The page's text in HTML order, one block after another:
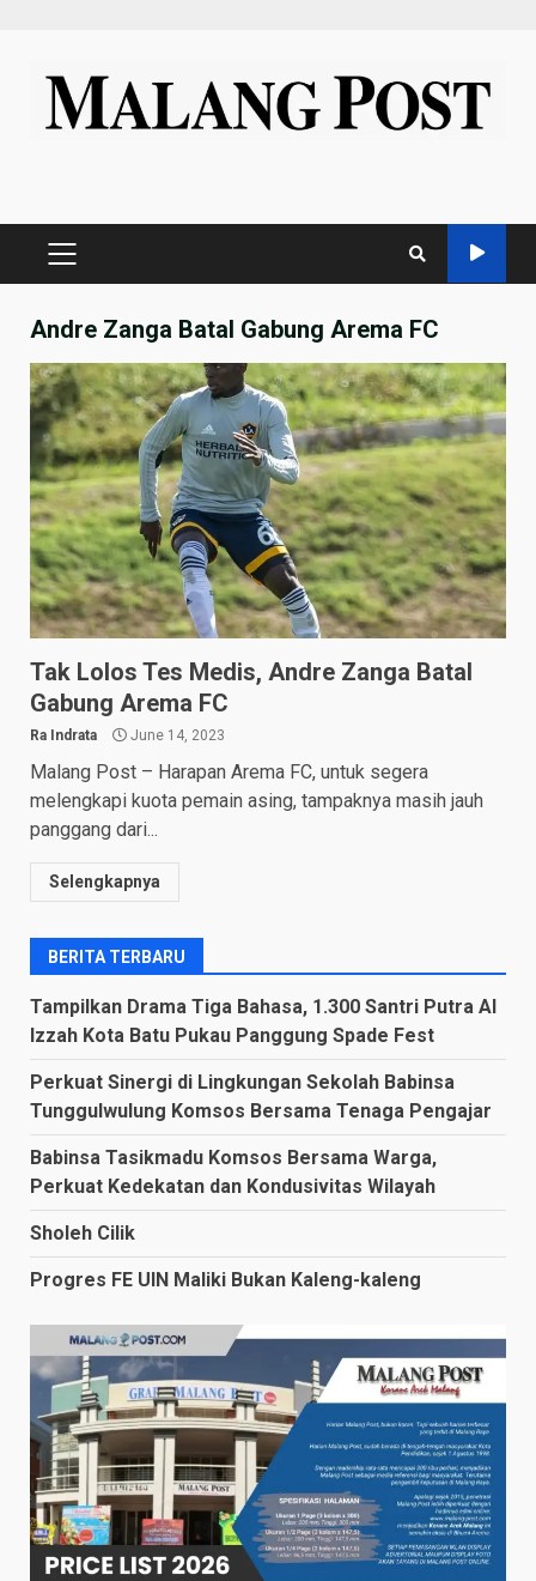
content
PRIMARY
Andre Zanga Batal Gabung Arema FC
Tak Lolos Tes Medis, Andre Zanga Batal
Gabung Arema FC
Ra Indrata June 14, 2023
Malang Post – Harapan Arema FC, untuk segera
melengkapi kuota pemain asing, tampaknya masih jauh
panggang dari...
Selengkapnya
BERITA TERBARU
Tampilkan Drama Tiga Bahasa, 1.300 Santri Putra Al
Izzah Kota Batu Pukau Panggung Spade Fest
Perkuat Sinergi di Lingkungan Sekolah Babinsa
Tunggulwulung Komsos Bersama Tenaga Pengajar
Babinsa Tasikmadu Komsos Bersama Warga,
Perkuat Kedekatan dan Kondusivitas Wilayah
Sholeh Cilik
Progres FE UIN Maliki Bukan Kaleng-kaleng